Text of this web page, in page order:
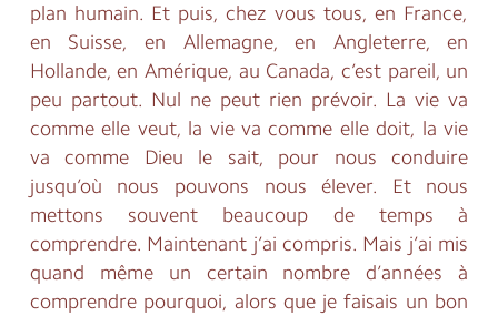
plan humain. Et puis, chez vous tous, en France,
en Suisse, en Allemagne, en Angleterre, en
Hollande, en Amérique, au Canada, c’est pareil, un
peu partout. Nul ne peut rien prévoir. La vie va
comme elle veut, la vie va comme elle doit, la vie
va comme Dieu le sait, pour nous conduire
jusqu’où nous pouvons nous élever. Et nous
mettons souvent beaucoup de temps à
comprendre. Maintenant j’ai compris. Mais j’ai mis
quand même un certain nombre d’années à
comprendre pourquoi, alors que je faisais un bon